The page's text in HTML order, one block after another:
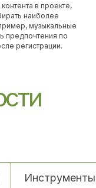
в проекте,
наиболее
музыкальные
предпочтения по
регистрации.
Инструменты